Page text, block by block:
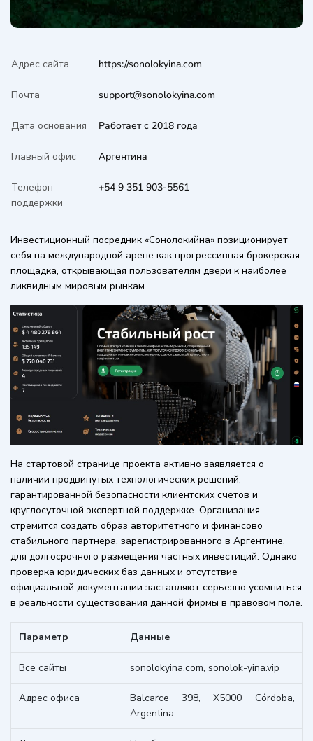
Адрес сайта https://sonolokyina.com
Почта support@sonolokyina.com
Дата основания Работает с 2018 года
Главный офис Аргентина
Телефон
поддержки
+54 9 351 903-5561
Инвестиционный посредник «Сонолокийна» позиционирует
себя на международной арене как прогрессивная брокерская
площадка, открывающая пользователям двери к наиболее
ликвидным мировым рынкам.
На стартовой странице проекта активно заявляется о
наличии продвинутых технологических решений,
гарантированной безопасности клиентских счетов и
круглосуточной экспертной поддержке. Организация
стремится создать образ авторитетного и финансово
стабильного партнера, зарегистрированного в Аргентине,
для долгосрочного размещения частных инвестиций. Однако
проверка юридических баз данных и отсутствие
официальной документации заставляют серьезно усомниться
в реальности существования данной фирмы в правовом поле.
Параметр Данные
Все сайты sonolokyina.com, sonolok-yina.vip
Адрес офиса
Balcarce 398, X5000 Córdoba,
Argentina